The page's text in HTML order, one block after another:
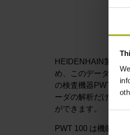
HEIDENHAIN製エン
め、このデータを日
の検査機器PWT 100
ーダの解析だけでな
ができます。
PWT 100 は機能確